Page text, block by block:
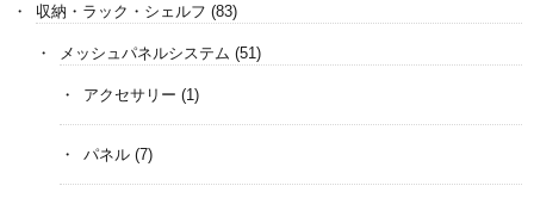
収納・ラック・シェルフ (83)
メッシュパネルシステム (51)
アクセサリー (1)
パネル (7)